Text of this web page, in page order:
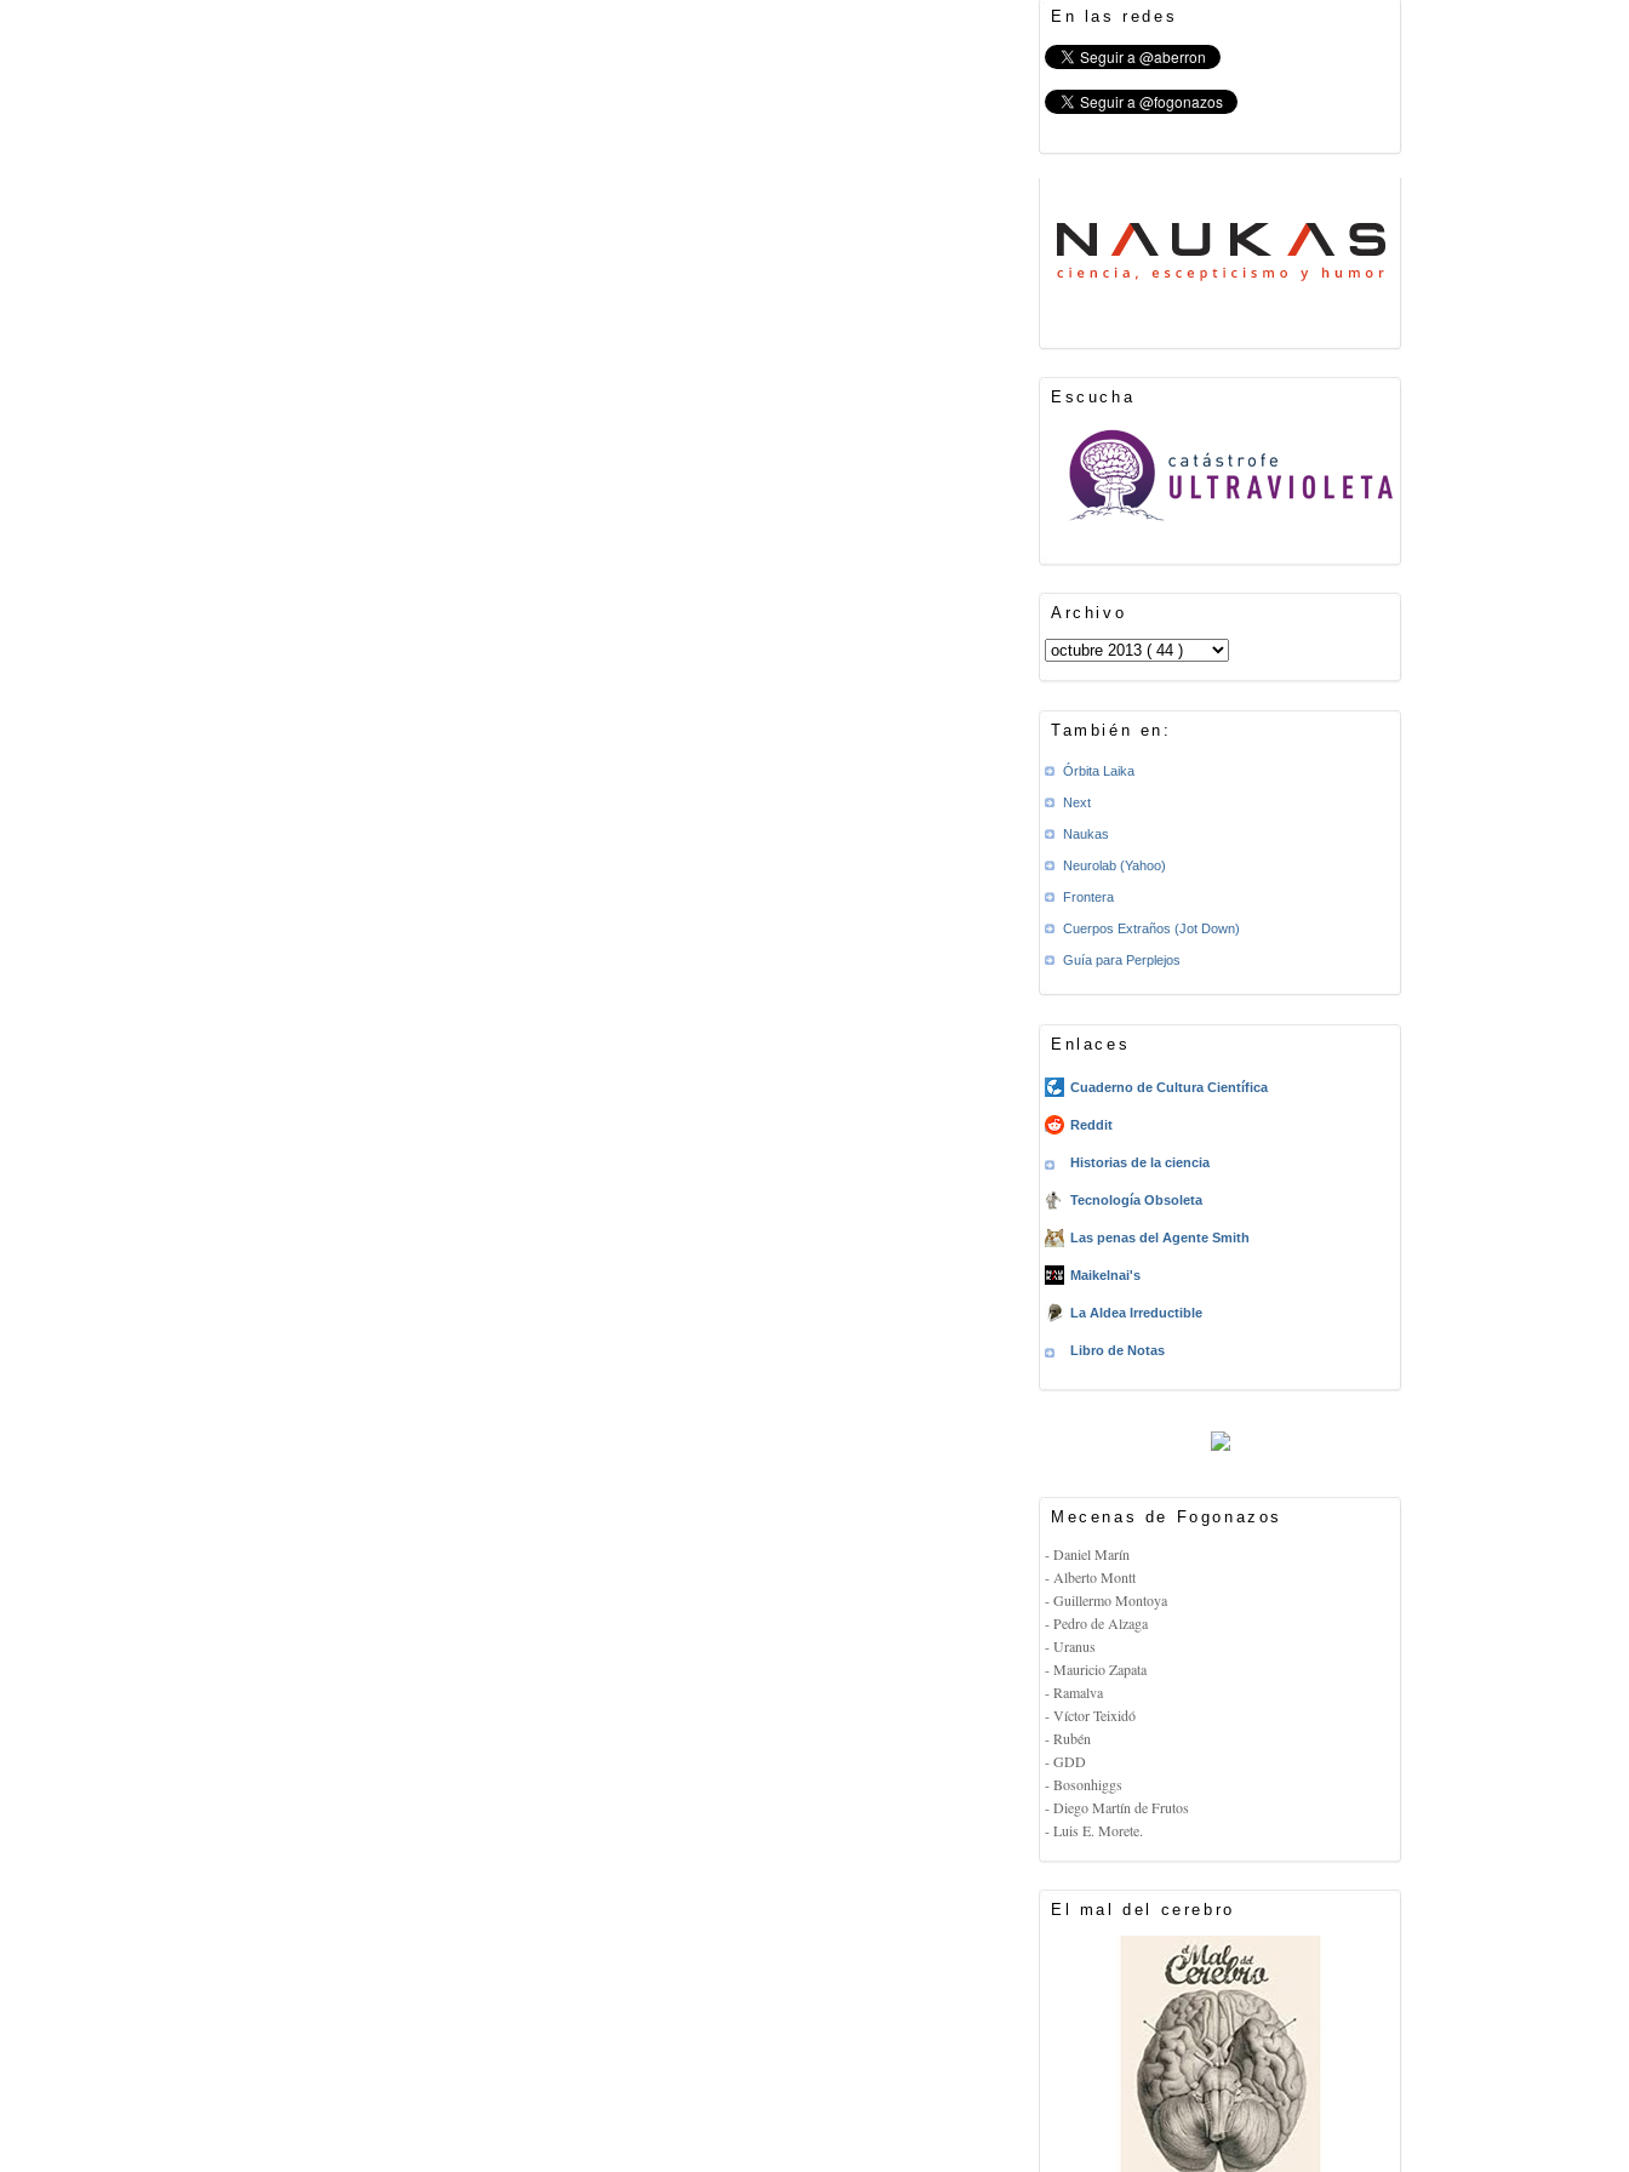
En las redes
Escucha
Archivo
También en:
Órbita Laika
Next
Naukas
Neurolab (Yahoo)
Frontera
Cuerpos Extraños (Jot Down)
Guía para Perplejos
Enlaces
Cuaderno de Cultura Científica
Reddit
Historias de la ciencia
Tecnología Obsoleta
Las penas del Agente Smith
Maikelnai's
La Aldea Irreductible
Libro de Notas
Mecenas de Fogonazos
- Daniel Marín
- Alberto Montt
- Guillermo Montoya
- Pedro de Alzaga
- Uranus
- Mauricio Zapata
- Ramalva
- Víctor Teixidó
- Rubén
- GDD
- Bosonhiggs
- Diego Martín de Frutos
- Luis E. Morete.
El mal del cerebro